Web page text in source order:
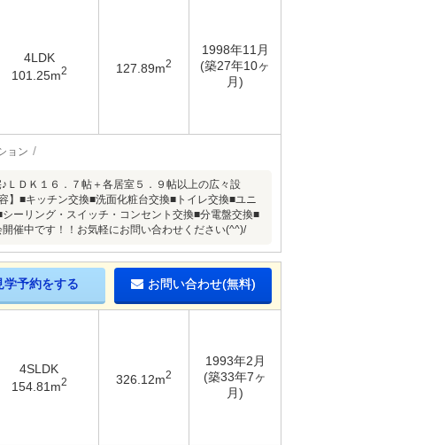
4LDK
101.25m2 127.89m2
1998年11月
(築27年10ヶ
月)
ョン
ＤＫ１６．７帖＋各居室５．９帖以上の広々設
】■キッチン交換■洗面化粧台交換■トイレ交換■ユニ
ーリング・スイッチ・コンセント交換■分電盤交換■
中です！！お気軽にお問い合わせください(^^)/
学予約をする お問い合わせ(無料)
4SLDK
154.81m2 326.12m2
1993年2月
(築33年7ヶ
月)